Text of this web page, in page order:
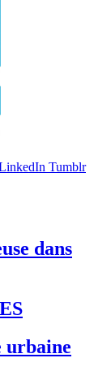
Tumblr
dans
urbaine